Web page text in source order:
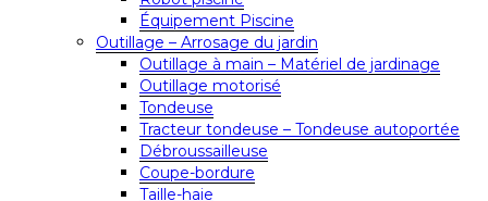
Équipement Piscine
Outillage – Arrosage du jardin
Outillage à main – Matériel de jardinage
Outillage motorisé
Tondeuse
Tracteur tondeuse – Tondeuse autoportée
Débroussailleuse
Coupe-bordure
Taille-haie